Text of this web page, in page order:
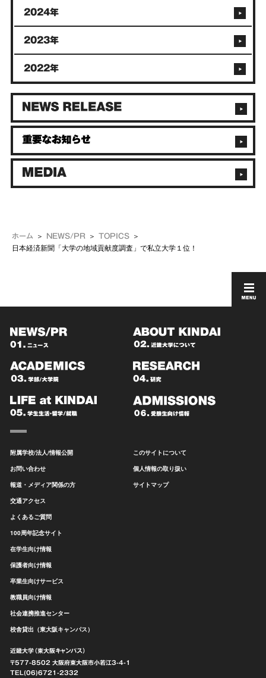
ホーム NEWS/PR TOPICS
日本経済新聞「大学の地域貢献度調査」で私立大学１位！
2024年
2023年
2022年
附属学校/法人/情報公開
お問い合わせ
報道・メディア関係の方
交通アクセス
よくあるご質問
100周年記念サイト
在学生向け情報
保護者向け情報
卒業生向けサービス
教職員向け情報
社会連携推進センター
校舎貸出（東大阪キャンパス）
このサイトについて
個人情報の取り扱い
サイトマップ
近畿大学（東大阪キャンパス）
〒577-8502 大阪府東大阪市小若江3-4-1
TEL(06)6721-2332